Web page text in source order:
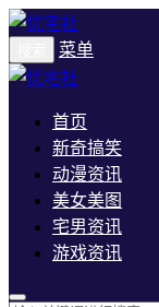
菜单
首页
新奇搞笑
动漫资讯
美女美图
宅男资讯
游戏资讯